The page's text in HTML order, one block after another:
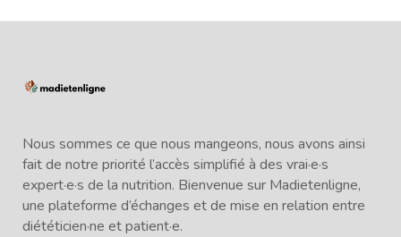
Nous sommes ce que nous mangeons, nous avons ainsi
fait de notre priorité l’accès simplifié à des vrai·e·s
expert·e·s de la nutrition. Bienvenue sur Madietenligne,
une plateforme d’échanges et de mise en relation entre
diététicien·ne et patient·e.